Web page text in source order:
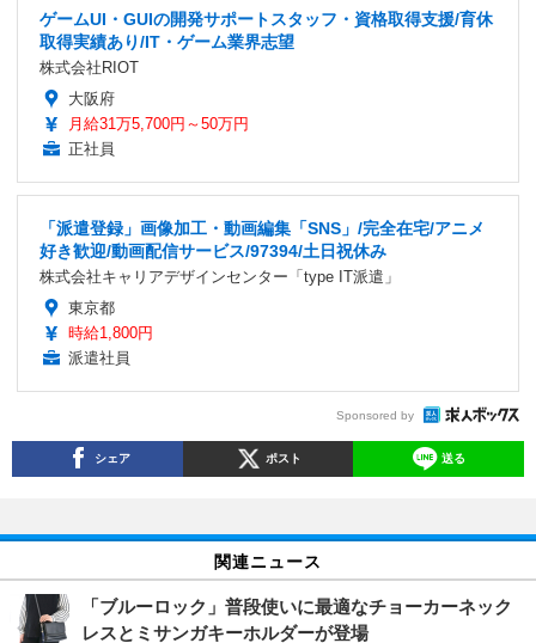
ゲームUI・GUIの開発サポートスタッフ・資格取得支援/育休
取得実績あり/IT・ゲーム業界志望
株式会社RIOT
大阪府
月給31万5,700円～50万円
正社員
「派遣登録」画像加工・動画編集「SNS」/完全在宅/アニメ
好き歓迎/動画配信サービス/97394/土日祝休み
株式会社キャリアデザインセンター「type IT派遣」
東京都
時給1,800円
派遣社員
Sponsored by
シェア ポスト 送る
関連ニュース
「ブルーロック」普段使いに最適なチョーカーネック
レスとミサンガキーホルダーが登場